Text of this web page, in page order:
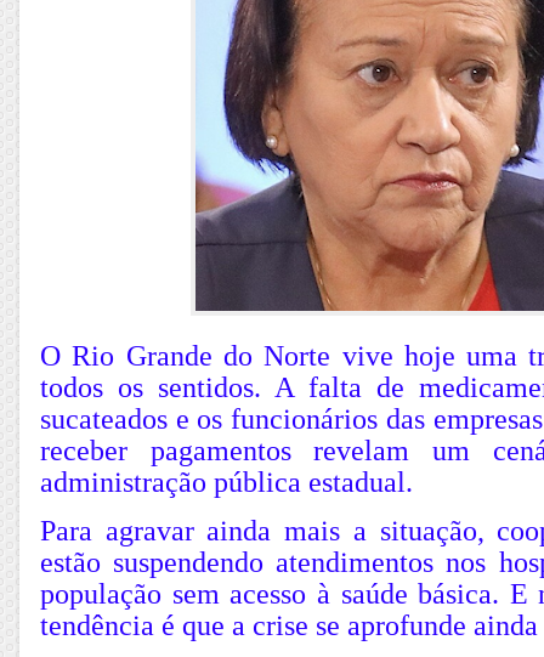
O Rio Grande do Norte vive hoje uma
todos os sentidos. A falta de
sucateados e os funcionários das
receber pagamentos revelam um
administração pública estadual.
Para agravar ainda mais a situação,
estão suspendendo atendimentos nos
população sem acesso à saúde básica.
tendência é que a crise se aprofunde